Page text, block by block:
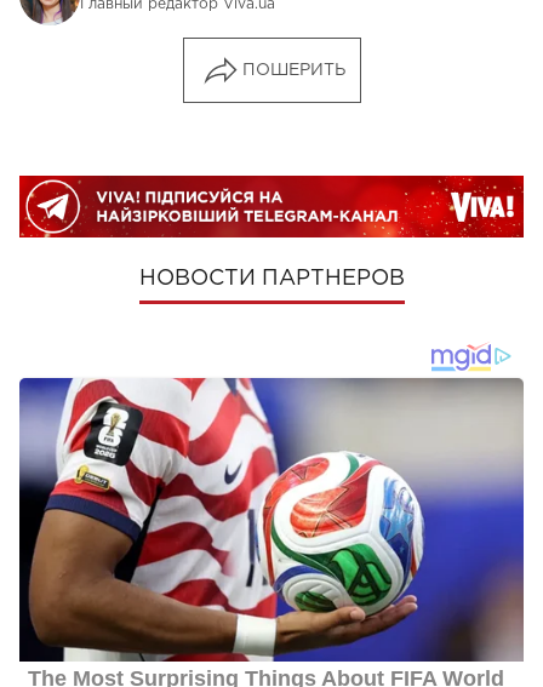
Главный редактор Viva.ua
ПОШЕРИТЬ
НОВОСТИ ПАРТНЕРОВ